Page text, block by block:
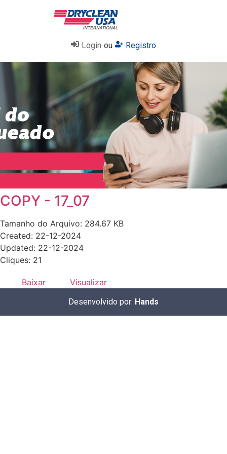
Login ou Registro
COPY - 17_07
Tamanho do Arquivo: 284.67 KB
Created: 22-12-2024
Updated: 22-12-2024
Cliques: 21
Baixar Visualizar
Desenvolvido por: Hands